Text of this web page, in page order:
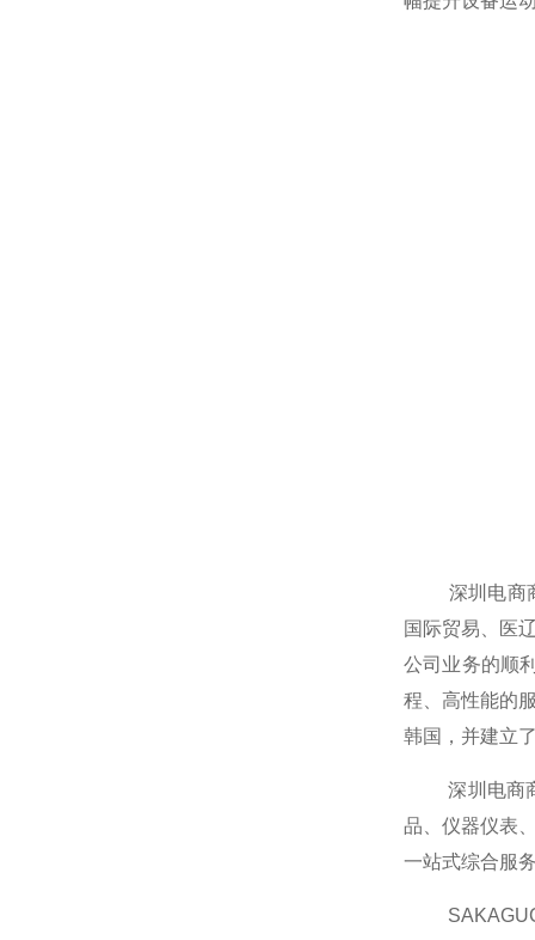
深圳电商商
国际贸易、医
公司业务的顺
程、高性能的
韩国，并建立
深圳电商商
品、仪器仪表
一站式综合服